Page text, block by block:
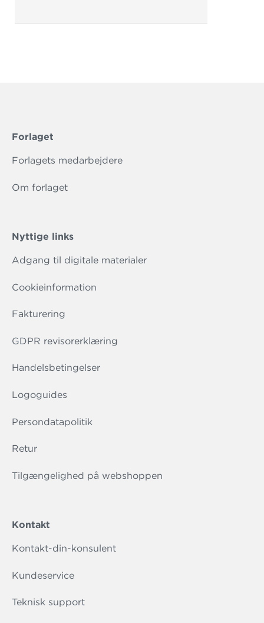
Forlaget
Forlagets medarbejdere
Om forlaget
Nyttige links
Adgang til digitale materialer
Cookieinformation
Fakturering
GDPR revisorerklæring
Handelsbetingelser
Logoguides
Persondatapolitik
Retur
Tilgængelighed på webshoppen
Kontakt
Kontakt-din-konsulent
Kundeservice
Teknisk support